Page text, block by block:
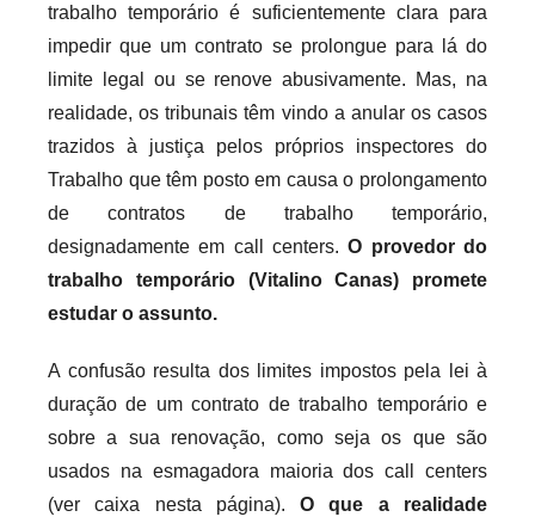
o
s
i
n
f
l
e
x
i
i
s
trabalho temporário é suficientemente clara para
impedir que um contrato se prolongue para lá do
limite legal ou se renove abusivamente. Mas, na
realidade, os tribunais têm vindo a anular os casos
trazidos à justiça pelos próprios inspectores do
Trabalho que têm posto em causa o prolongamento
de contratos de trabalho temporário,
designadamente em call centers.O provedor do
trabalho temporário (Vitalino Canas) promete
estudar o assunto.
A confusão resulta dos limites impostos pela lei à
duração de um contrato de trabalho temporário e
sobre a sua renovação, como seja os que são
usados na esmagadora maioria dos call centers
(ver caixa nesta página).O que a realidade